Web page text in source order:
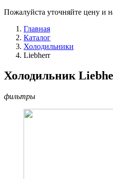
Пожалуйста уточняйте цену и
Главная
Каталог
Холодильники
Liebherr
Холодильник
фильтры